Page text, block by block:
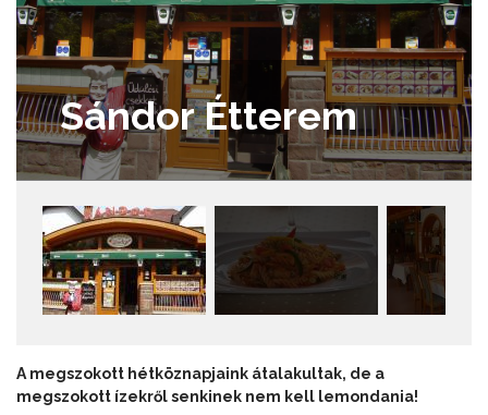
Sándor Étterem
A megszokott hétköznapjaink átalakultak, de a
megszokott ízekről senkinek nem kell lemondania!